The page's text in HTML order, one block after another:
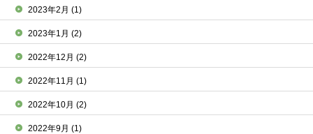
2023年2月(1)
2023年1月(2)
2022年12月(2)
2022年11月(1)
2022年10月(2)
2022年9月(1)